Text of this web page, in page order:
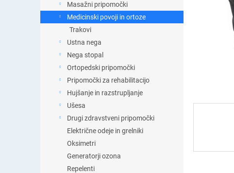
s
t
Masažni pripomočki
Medicinski povoji in ortoze
Trakovi
Ustna nega
Nega stopal
Ortopedski pripomočki
Pripomočki za rehabilitacijo
Hujšanje in razstrupljanje
Ušesa
Drugi zdravstveni pripomočki
Električne odeje in grelniki
Oksimetri
Generatorji ozona
Repelenti